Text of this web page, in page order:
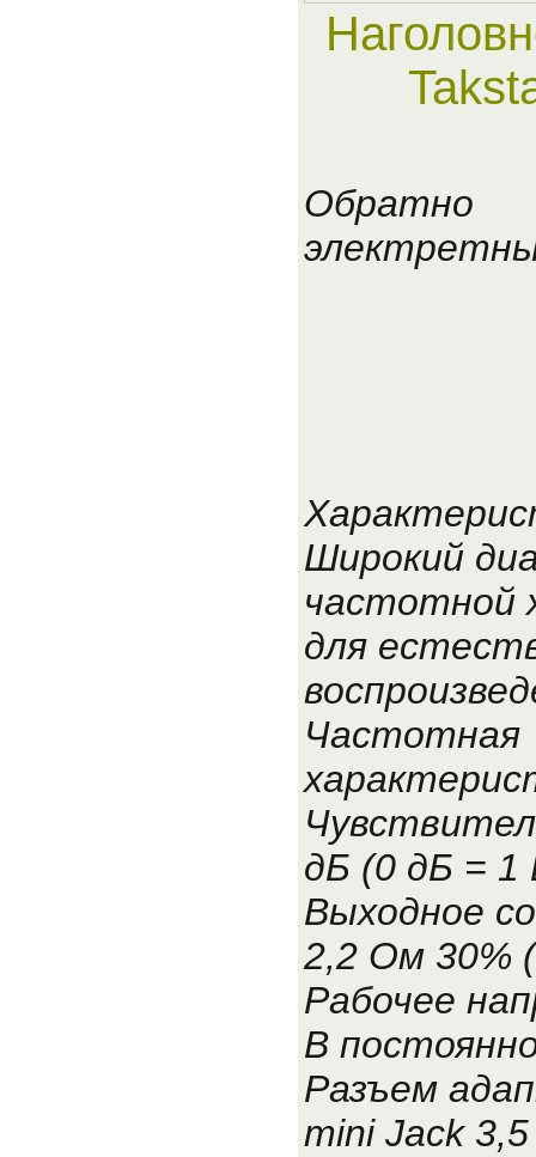
Обратно
Широкий
частотной
для
Частотная
дБ (0 дБ = 1
Выходное
2,2 Ом 30%
Рабочее
В
Разъем
mini Jack